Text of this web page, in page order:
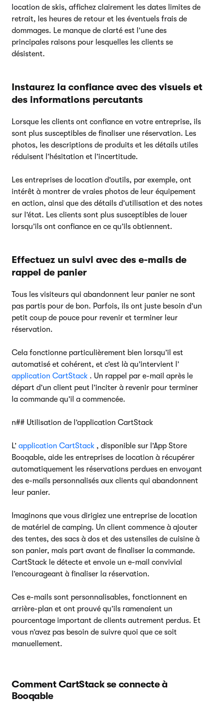
location de skis, affichez clairement les dates limites de
retrait, les heures de retour et les éventuels frais de
dommages. Le manque de clarté est l’une des
principales raisons pour lesquelles les clients se
désistent.
Instaurez la confiance avec des visuels et
des informations percutants
Lorsque les clients ont confiance en votre entreprise, ils
sont plus susceptibles de finaliser une réservation. Les
photos, les descriptions de produits et les détails utiles
réduisent l’hésitation et l’incertitude.
Les entreprises de location d’outils, par exemple, ont
intérêt à montrer de vraies photos de leur équipement
en action, ainsi que des détails d’utilisation et des notes
sur l’état. Les clients sont plus susceptibles de louer
lorsqu’ils ont confiance en ce qu’ils obtiennent.
Effectuez un suivi avec des e-mails de
rappel de panier
Tous les visiteurs qui abandonnent leur panier ne sont
pas partis pour de bon. Parfois, ils ont juste besoin d’un
petit coup de pouce pour revenir et terminer leur
réservation.
Cela fonctionne particulièrement bien lorsqu’il est
automatisé et cohérent, et c’est là qu’intervient l’
application CartStack . Un rappel par e-mail après le
départ d’un client peut l’inciter à revenir pour terminer
la commande qu’il a commencée.
n## Utilisation de l’application CartStack
L’ application CartStack , disponible sur l’App Store
Booqable, aide les entreprises de location à récupérer
automatiquement les réservations perdues en envoyant
des e-mails personnalisés aux clients qui abandonnent
leur panier.
Imaginons que vous dirigiez une entreprise de location
de matériel de camping. Un client commence à ajouter
des tentes, des sacs à dos et des ustensiles de cuisine à
son panier, mais part avant de finaliser la commande.
CartStack le détecte et envoie un e-mail convivial
l’encourageant à finaliser la réservation.
Ces e-mails sont personnalisables, fonctionnent en
arrière-plan et ont prouvé qu’ils ramenaient un
pourcentage important de clients autrement perdus. Et
vous n’avez pas besoin de suivre quoi que ce soit
manuellement.
Comment CartStack se connecte à
Booqable